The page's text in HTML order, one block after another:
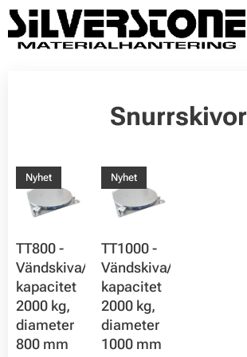
Snurrskivor
TT800 -
Vändskiva/snurrplatta,
kapacitet
2000 kg,
diameter
800 mm
Nyhet
TT1000 -
Vändskiva/snurrplatta,
kapacitet
2000 kg,
diameter
1000 mm
Nyhet